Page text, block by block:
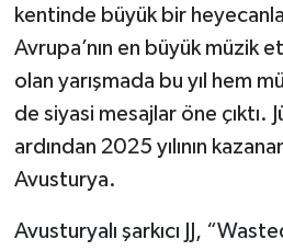
kentinde büyük bir
Avrupa’nın en büyük müzik
olan yarışmada bu yıl hem
de siyasi mesajlar öne çıktı.
ardından 2025 yılının
Avusturya.
Avusturyalı şarkıcı JJ,